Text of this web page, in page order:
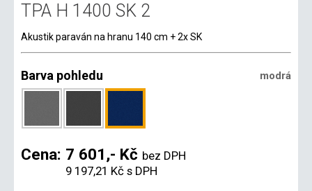
TPA H 1400 SK 2
Akustik paraván na hranu 140 cm + 2x SK
Barva pohledu modrá
Cena: 7 601,- Kč bez DPH
9 197,21 Kč s DPH